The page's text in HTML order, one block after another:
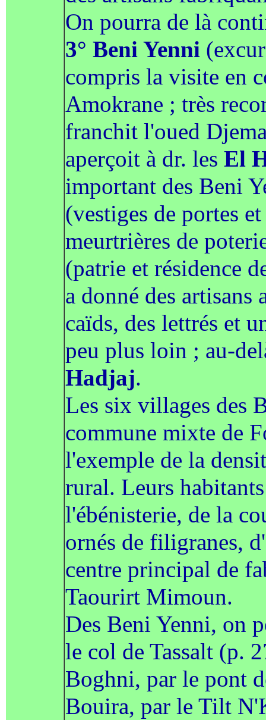
On pourra de là
3° Beni Yenni
compris la visite en
Amokrane ; très
franchit l'oued
aperçoit à dr. les El
important des Beni
(vestiges de portes
meurtrières de
(patrie et résidence
a donné des
caïds, des lettrés et
peu plus loin ; au-
Hadjaj.
Les six villages des
commune mixte de
l'exemple de la
rural. Leurs
l'ébénisterie, de la
ornés de filigranes,
centre principal de
Taourirt Mimoun.
Des Beni Yenni, on
le col de Tassalt (p.
Boghni, par le pont
Bouira, par le Tilt